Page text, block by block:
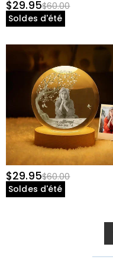
$29.95$60.00
Soldes d'été
$29.95$60.00
Soldes d'été